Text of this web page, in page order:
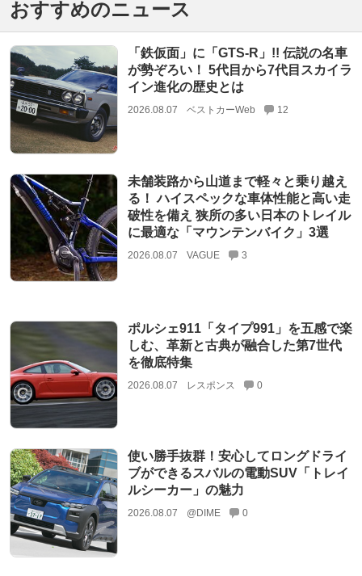
おすすめのニュース
「鉄仮面」に「GTS-R」!! 伝説の名車
が勢ぞろい！ 5代目から7代目スカイラ
イン進化の歴史とは
2026.08.07 ベストカーWeb 12
未舗装路から山道まで軽々と乗り越え
る！ ハイスペックな車体性能と高い走
破性を備え 狭所の多い日本のトレイル
に最適な「マウンテンバイク」3選
2026.08.07 VAGUE 3
ポルシェ911「タイプ991」を五感で楽
しむ、革新と古典が融合した第7世代
を徹底特集
2026.08.07 レスポンス 0
使い勝手抜群！安心してロングドライ
ブができるスバルの電動SUV「トレイ
ルシーカー」の魅力
2026.08.07 @DIME 0